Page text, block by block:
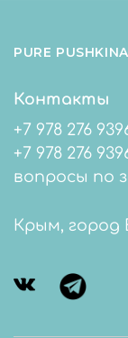
PURE PUSHKINA
Контакты
+7 978 276
+7 978 276 9396 /
вопросы по
Крым, город